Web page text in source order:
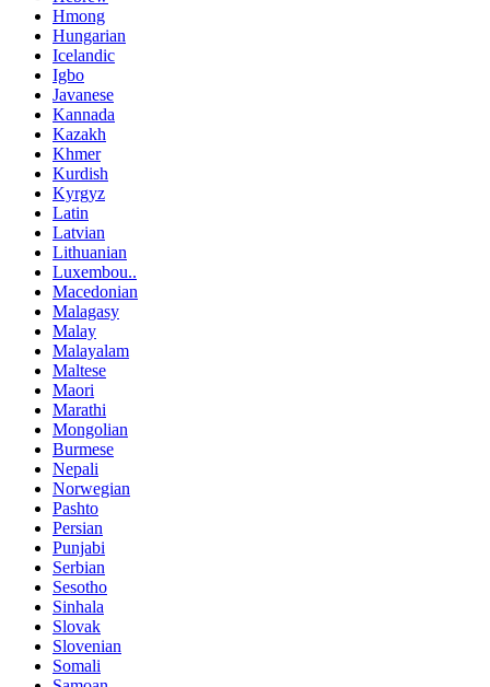
Hmong
Hungarian
Icelandic
Igbo
Javanese
Kannada
Kazakh
Khmer
Kurdish
Kyrgyz
Latin
Latvian
Lithuanian
Luxembou..
Macedonian
Malagasy
Malay
Malayalam
Maltese
Maori
Marathi
Mongolian
Burmese
Nepali
Norwegian
Pashto
Persian
Punjabi
Serbian
Sesotho
Sinhala
Slovak
Slovenian
Somali